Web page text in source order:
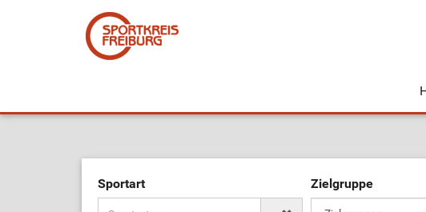
Sportart
Zielgruppe